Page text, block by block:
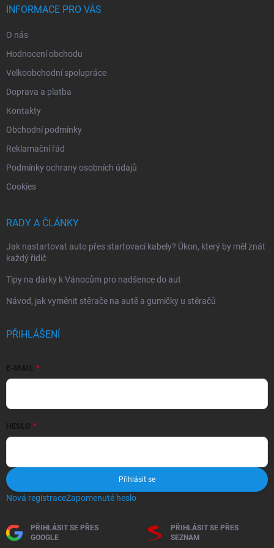
INFORMACE PRO VÁS
O nás
Hodnocení obchodu
Velkoobchodní spolupráce
Doprava a platba
Kontakty
Obchodní podmínky
Reklamační řád
Podmínky ochrany osobních údajů
Cookies
RADY A ČLÁNKY
Jak nastartovat auto přes startovací kabely? Úkon, který by měl znát
každý řidič
Tipy na dárky k Vánocům pro nadšence do aut
Návod, jak vyměnit stěrače na autě a gumičky u stěračů
PŘIHLÁŠENÍ
E-MAIL
HESLO
Přihlásit se
Nová registraceZapomenuté heslo
PŘIHLÁSIT SE PŘES
GOOGLE
PŘIHLÁSIT SE PŘES
SEZNAM